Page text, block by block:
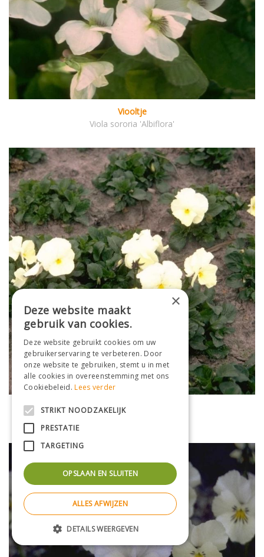
Viooltje
Viola sororia 'Albiflora'
Viooltje
×
Deze website maakt
gebruik van cookies.
Deze website gebruikt cookies om uw
gebruikerservaring te verbeteren. Door
onze website te gebruiken, stemt u in met
alle cookies in overeenstemming met ons
Cookiebeleid.Lees verder
STRIKT NOODZAKELIJK
PRESTATIE
TARGETING
OPSLAAN EN SLUITEN
ALLES AFWIJZEN
DETAILS WEERGEVEN